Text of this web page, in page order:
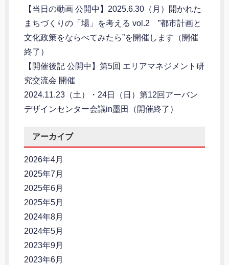
【当日の動画 公開中】2025.6.30（月）開かれた
まちづくりの「場」を考える vol.2 ”都市計画と
文化政策をならべてみたら”を開催します（開催
終了）
【開催後記 公開中】第5回 エリアマネジメント研
究交流会 開催
2024.11.23（土）・24日（日）第12回アーバン
デザインセンター会議in墨田（開催終了）
アーカイブ
2026年4月
2025年7月
2025年6月
2025年5月
2024年8月
2024年5月
2023年9月
2023年6月